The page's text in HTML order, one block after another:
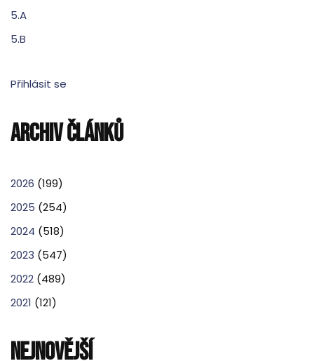
5.A
5.B
Přihlásit se
ARCHIV ČLÁNKŮ
2026 (199)
2025 (254)
2024 (518)
2023 (547)
2022 (489)
2021 (121)
NEJNOVĚJŠÍ